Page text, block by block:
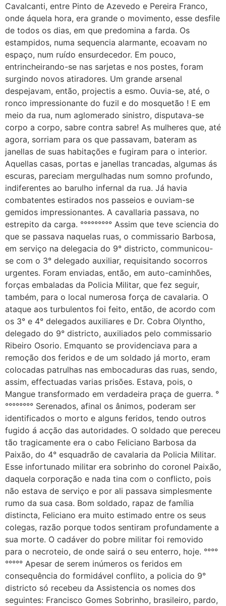
Cavalcanti, entre Pinto de Azevedo e Pereira Franco,
onde áquela hora, era grande o movimento, esse desfile
de todos os dias, em que predomina a farda. Os
estampidos, numa sequencia alarmante, ecoavam no
espaço, num ruído ensurdecedor. Em pouco,
entrincheirando-se nas sarjetas e nos postes, foram
surgindo novos atiradores. Um grande arsenal
despejavam, então, projectis a esmo. Ouvia-se, até, o
ronco impressionante do fuzil e do mosquetão ! E em
meio da rua, num aglomerado sinistro, disputava-se
corpo a corpo, sabre contra sabre! As mulheres que, até
agora, sorriam para os que passavam, bateram as
janellas de suas habitações e fugiram para o interior.
Aquellas casas, portas e janellas trancadas, algumas ás
escuras, pareciam mergulhadas num somno profundo,
indiferentes ao barulho infernal da rua. Já havia
combatentes estirados nos passeios e ouviam-se
gemidos impressionantes. A cavallaria passava, no
estrepito da carga. °°°°°°°°° Assim que teve sciencia do
que se passava naquelas ruas, o commissario Barbosa,
em serviço na delegacia do 9° districto, communicou-
se com o 3° delegado auxiliar, requisitando socorros
urgentes. Foram enviadas, então, em auto-caminhões,
forças embaladas da Policia Militar, que fez seguir,
também, para o local numerosa força de cavalaria. O
ataque aos turbulentos foi feito, então, de acordo com
os 3° e 4° delegados auxiliares e Dr. Cobra Olyntho,
delegado do 9° districto, auxiliados pelo commissario
Ribeiro Osorio. Emquanto se providenciava para a
remoção dos feridos e de um soldado já morto, eram
colocadas patrulhas nas embocaduras das ruas, sendo,
assim, effectuadas varias prisões. Estava, pois, o
Mangue transformado em verdadeira praça de guerra. °
°°°°°°°° Serenados, afinal os ânimos, poderam ser
identificados o morto e alguns feridos, tendo outros
fugido á acção das autoridades. O soldado que pereceu
tão tragicamente era o cabo Feliciano Barbosa da
Paixão, do 4° esquadrão de cavalaria da Policia Militar.
Esse infortunado militar era sobrinho do coronel Paixão,
daquela corporação e nada tina com o conflicto, pois
não estava de serviço e por ali passava simplesmente
rumo da sua casa. Bom soldado, rapaz de família
distincta, Feliciano era muito estimado entre os seus
colegas, razão porque todos sentiram profundamente a
sua morte. O cadáver do pobre militar foi removido
para o necroteio, de onde sairá o seu enterro, hoje. °°°°
°°°°° Apesar de serem inúmeros os feridos em
consequência do formidável conflito, a policia do 9°
districto só recebeu da Assistencia os nomes dos
seguintes: Francisco Gomes Sobrinho, brasileiro, pardo,